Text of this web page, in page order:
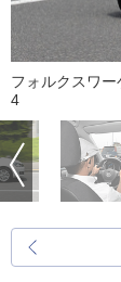
フォルクスワ
4